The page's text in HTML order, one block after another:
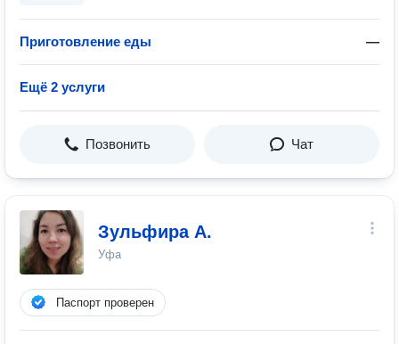
Приготовление еды —
Ещё 2 услуги
Позвонить Чат
Зульфира А.
Уфа
Паспорт проверен